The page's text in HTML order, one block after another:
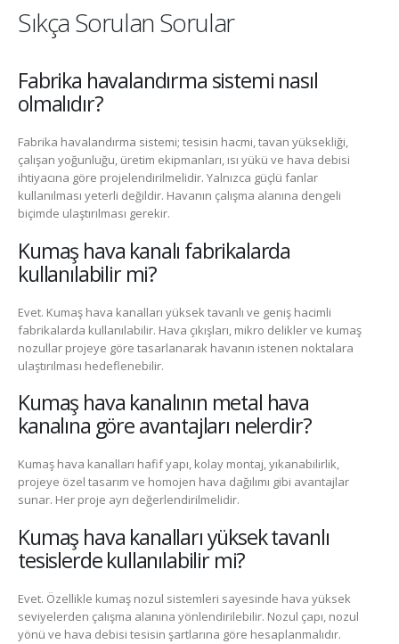
Sıkça Sorulan Sorular
Fabrika havalandırma sistemi nasıl
olmalıdır?
Fabrika havalandırma sistemi; tesisin hacmi, tavan yüksekliği,
çalışan yoğunluğu, üretim ekipmanları, ısı yükü ve hava debisi
ihtiyacına göre projelendirilmelidir. Yalnızca güçlü fanlar
kullanılması yeterli değildir. Havanın çalışma alanına dengeli
biçimde ulaştırılması gerekir.
Kumaş hava kanalı fabrikalarda
kullanılabilir mi?
Evet. Kumaş hava kanalları yüksek tavanlı ve geniş hacimli
fabrikalarda kullanılabilir. Hava çıkışları, mikro delikler ve kumaş
nozullar projeye göre tasarlanarak havanın istenen noktalara
ulaştırılması hedeflenebilir.
Kumaş hava kanalının metal hava
kanalına göre avantajları nelerdir?
Kumaş hava kanalları hafif yapı, kolay montaj, yıkanabilirlik,
projeye özel tasarım ve homojen hava dağılımı gibi avantajlar
sunar. Her proje ayrı değerlendirilmelidir.
Kumaş hava kanalları yüksek tavanlı
tesislerde kullanılabilir mi?
Evet. Özellikle kumaş nozul sistemleri sayesinde hava yüksek
seviyelerden çalışma alanına yönlendirilebilir. Nozul çapı, nozul
yönü ve hava debisi tesisin şartlarına göre hesaplanmalıdır.